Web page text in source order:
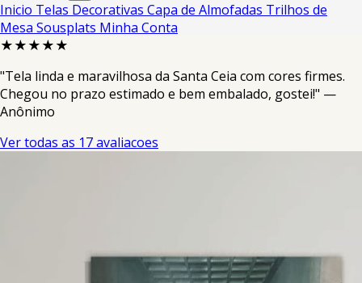
Inicio Telas Decorativas Capa de Almofadas Trilhos de
Mesa Sousplats Minha Conta
★★★★★
"Tela linda e maravilhosa da Santa Ceia com cores firmes.
Chegou no prazo estimado e bem embalado, gostei!" —
Anônimo
Ver todas as 17 avaliacoes